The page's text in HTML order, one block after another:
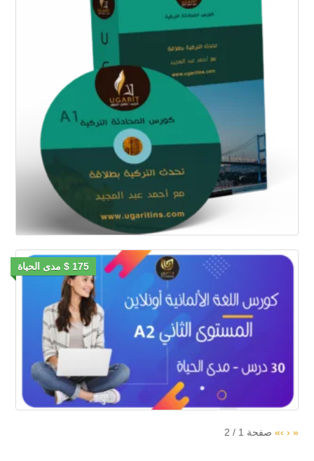
175 $ مدى الحياة
«
‹
›
» صفحة 1
/
2